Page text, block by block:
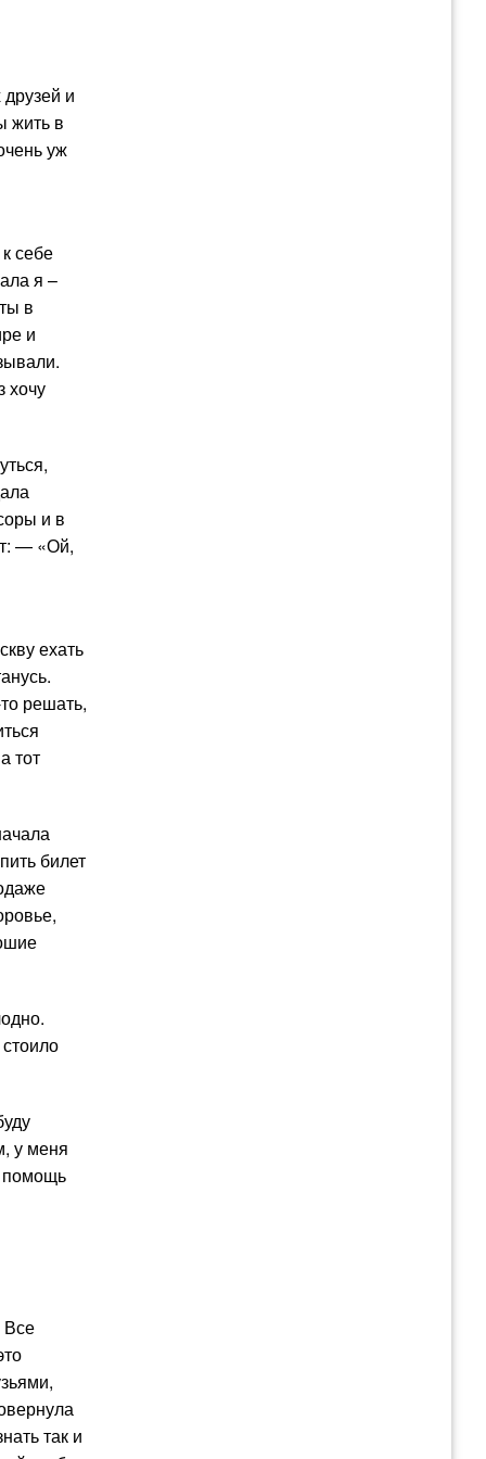
и
жить в
уж
себе
я –
в
и
хочу
и в
— «Ой,
ехать
решать,
тот
билет
у меня
помощь
Все
так и